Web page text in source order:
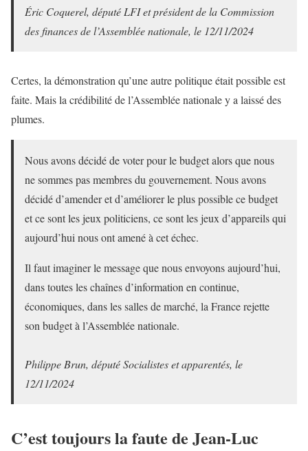
Éric Coquerel, député LFI et président de la Commission
des finances de l’Assemblée nationale, le 12/11/2024
Certes, la démonstration qu’une autre politique était possible est
faite. Mais la crédibilité de l’Assemblée nationale y a laissé des
plumes.
Nous avons décidé de voter pour le budget alors que nous
ne sommes pas membres du gouvernement. Nous avons
décidé d’amender et d’améliorer le plus possible ce budget
et ce sont les jeux politiciens, ce sont les jeux d’appareils qui
aujourd’hui nous ont amené à cet échec.
Il faut imaginer le message que nous envoyons aujourd’hui,
dans toutes les chaînes d’information en continue,
économiques, dans les salles de marché, la France rejette
son budget à l’Assemblée nationale.
Philippe Brun, député Socialistes et apparentés, le
12/11/2024
C’est toujours la faute de Jean-Luc